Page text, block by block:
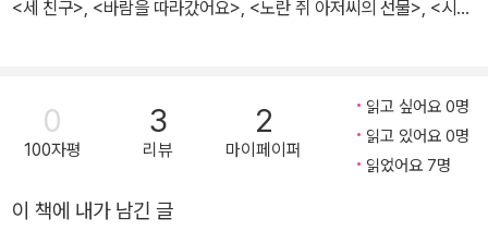
<세 친구>, <바람을 따라갔어요>, <노란 쥐 아저씨의 선물>, <시골
0
100자평
3
리뷰
2
마이페이퍼
읽고 싶어요 0명
읽고 있어요 0명
읽었어요 7명
이 책에 내가 남긴 글